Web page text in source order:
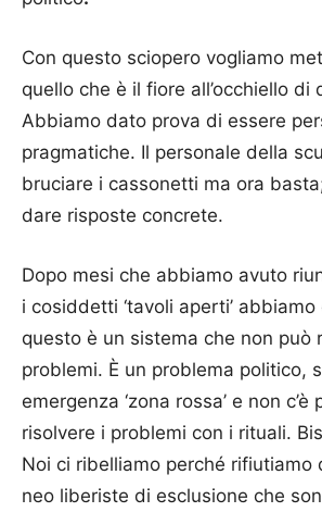
Con questo sciopero vogliamo
quello che è il fiore all’occhiello di
Abbiamo dato prova di essere
pragmatiche. Il personale della
bruciare i cassonetti ma ora
dare risposte concrete.
Dopo mesi che abbiamo avuto
i cosiddetti ‘tavoli aperti’
questo è un sistema che non può
problemi. È un problema politico,
emergenza ‘zona rossa’ e non
risolvere i problemi con i rituali.
Noi ci ribelliamo perché rifiutiamo
neo liberiste di esclusione che